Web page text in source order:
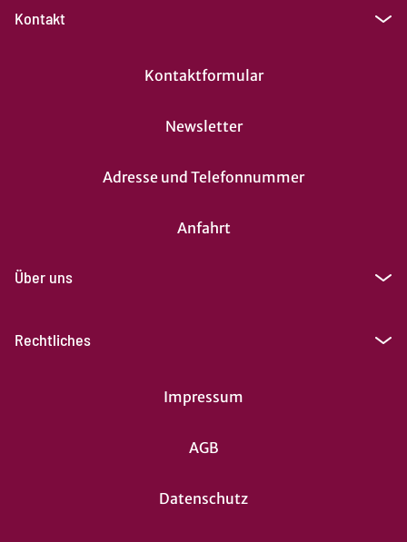
Kontakt
Kontaktformular
Newsletter
Adresse und Telefonnummer
Anfahrt
Über uns
Rechtliches
Impressum
AGB
Datenschutz